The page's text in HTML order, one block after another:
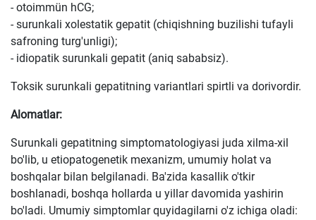
- otoimmün hCG;
- surunkali xolestatik gepatit (chiqishning buzilishi tufayli
safroning turg'unligi);
- idiopatik surunkali gepatit (aniq sababsiz).
Toksik surunkali gepatitning variantlari spirtli va dorivordir.
Alomatlar:
Surunkali gepatitning simptomatologiyasi juda xilma-xil
bo'lib, u etiopatogenetik mexanizm, umumiy holat va
boshqalar bilan belgilanadi. Ba'zida kasallik o'tkir
boshlanadi, boshqa hollarda u yillar davomida yashirin
bo'ladi. Umumiy simptomlar quyidagilarni o'z ichiga oladi: